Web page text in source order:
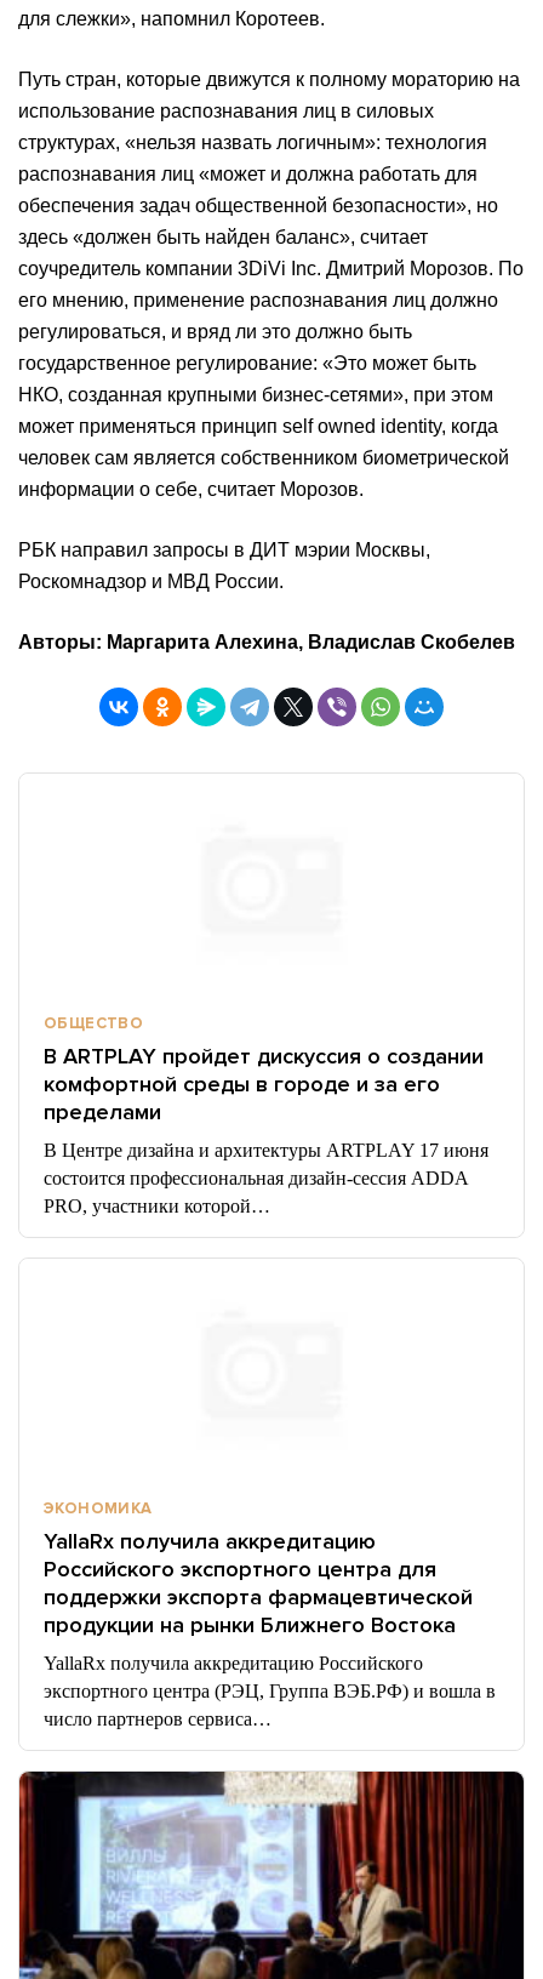
для слежки», напомнил Коротеев.
Путь стран, которые движутся к полному мораторию на
использование распознавания лиц в силовых
структурах, «нельзя назвать логичным»: технология
распознавания лиц «может и должна работать для
обеспечения задач общественной безопасности», но
здесь «должен быть найден баланс», считает
соучредитель компании 3DiVi Inc. Дмитрий Морозов. По
его мнению, применение распознавания лиц должно
регулироваться, и вряд ли это должно быть
государственное регулирование: «Это может быть
НКО, созданная крупными бизнес-сетями», при этом
может применяться принцип self owned identity, когда
человек сам является собственником биометрической
информации о себе, считает Морозов.
РБК направил запросы в ДИТ мэрии Москвы,
Роскомнадзор и МВД России.
Авторы: Маргарита Алехина, Владислав Скобелев
ОБЩЕСТВО
В ARTPLAY пройдет дискуссия о создании
комфортной среды в городе и за его
пределами
В Центре дизайна и архитектуры ARTPLAY 17 июня
состоится профессиональная дизайн-сессия ADDA
PRO, участники которой…
ЭКОНОМИКА
YallaRx получила аккредитацию
Российского экспортного центра для
поддержки экспорта фармацевтической
продукции на рынки Ближнего Востока
YallaRx получила аккредитацию Российского
экспортного центра (РЭЦ, Группа ВЭБ.РФ) и вошла в
число партнеров сервиса…